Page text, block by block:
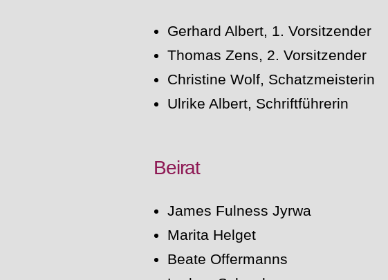
Gerhard Albert, 1. Vorsitzender
Thomas Zens, 2. Vorsitzender
Christine Wolf, Schatzmeisterin
Ulrike Albert, Schriftführerin
Beirat
James Fulness Jyrwa
Marita Helget
Beate Offermanns